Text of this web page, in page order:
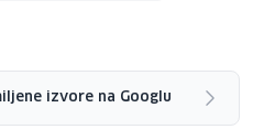
izvore na Googlu